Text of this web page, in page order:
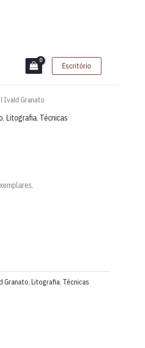
Escritório
Ivald Granato
, Litografia, Técnicas
Granato, Litografia, Técnicas